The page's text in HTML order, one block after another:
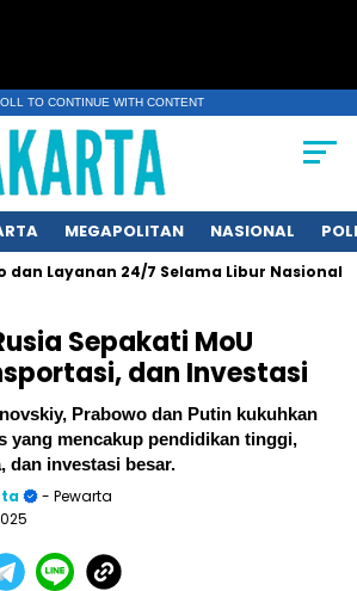
TO CONTINUE WITH CONTENT
MEGAPOLITAN NASIONAL
24/7 Selama Libur Nasional 1
Sepakati MoU
dan Investasi
Prabowo dan Putin kukuhkan
yang mencakup pendidikan tinggi,
dan investasi besar.
- Pewarta